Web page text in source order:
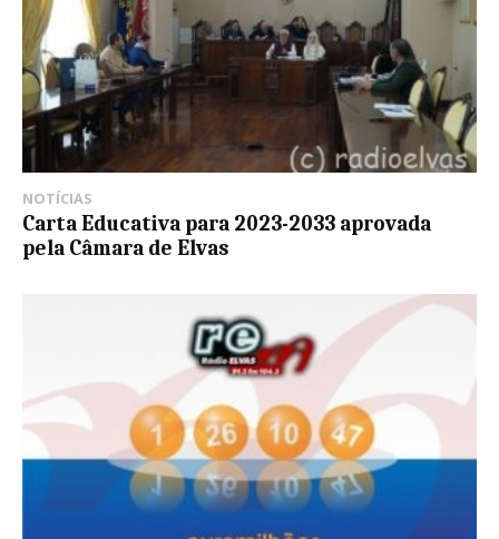
NOTÍCIAS
Carta Educativa para 2023-2033 aprovada
pela Câmara de Elvas